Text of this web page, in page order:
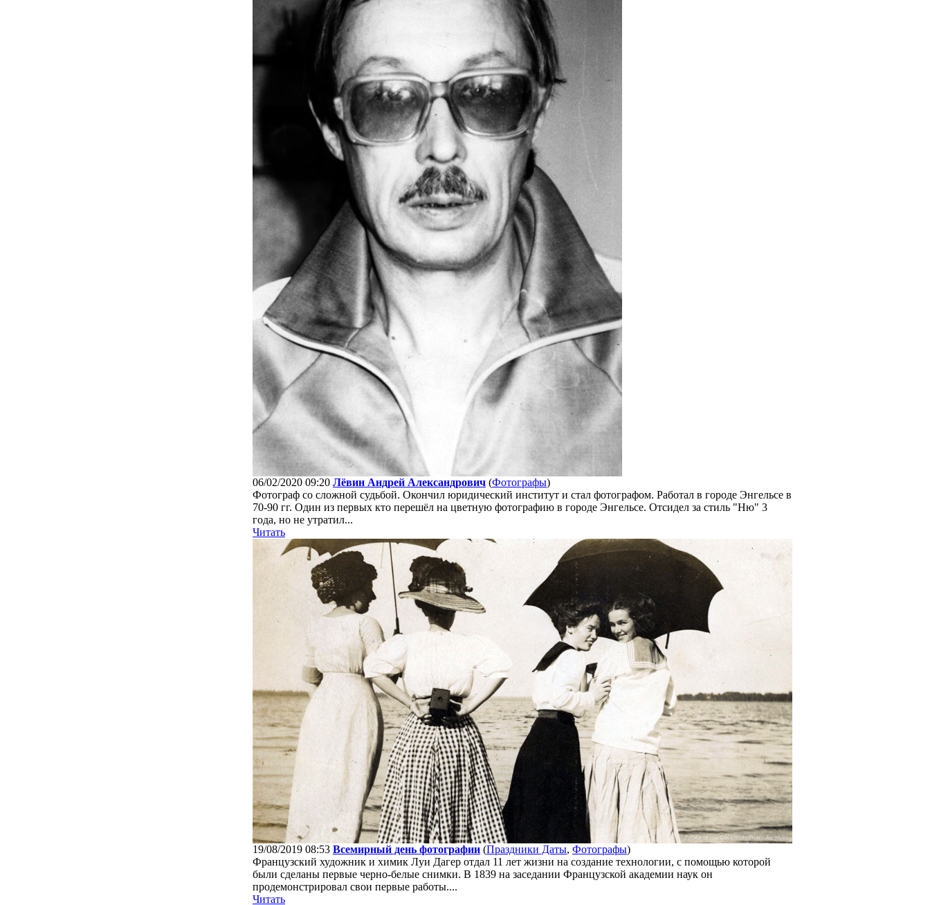
06/02/2020 09:20 Лёвин Андрей Александрович (Фотографы)
Фотограф со сложной судьбой. Окончил юридический институт и стал фотографом. Работал в городе Энгельсе в
70-90 гг. Один из первых кто перешёл на цветную фотографию в городе Энгельсе. Отсидел за стиль "Ню" 3
года, но не утратил...
Читать
19/08/2019 08:53 Всемирный день фотографии (Праздники Даты, Фотографы)
Французский художник и химик Луи Дагер отдал 11 лет жизни на создание технологии, с помощью которой
были сделаны первые черно-белые снимки. В 1839 на заседании Французской академии наук он
продемонстрировал свои первые работы....
Читать